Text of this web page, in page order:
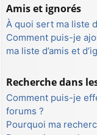
Amis et ignorés
À quoi sert ma liste
Comment puis-je
ma liste d’amis et
Recherche dans
Comment puis-je
forums ?
Pourquoi ma